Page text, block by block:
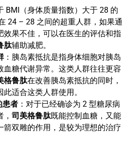
BMI（身体质量指数）大于 28 的
24 – 28 之间的超重人群，如果通
效果不佳，可以在医生的评估和指
肽辅助减肥。
：胰岛素抵抗是指身体细胞对胰岛
血糖代谢异常。这类人群往往更容
格鲁肽在改善胰岛素抵抗的同时，
适合这类人群使用。
患者 ：对于已经确诊为 2 型糖尿病
司美格鲁肽既能控制血糖，又能
箭双雕的作用，是较为理想的治疗